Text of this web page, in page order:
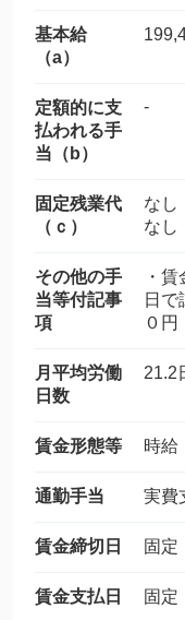
基本給
（a）
定額的に支
払われる手
当（b）
-
固定残業代
（ｃ）
なし
なし
その他の手
当等付記事
項
・
日
０
月平均労働
日数
21.2
賃金形態等 時給
通勤手当 実費
賃金締切日 固定
賃金支払日 固